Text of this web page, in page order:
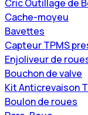
Cric Outillage de
Cache-moyeu
Bavettes
Capteur TPMS
Enjoliveur de
Bouchon de valve
Kit Anticrevaison
Boulon de roues